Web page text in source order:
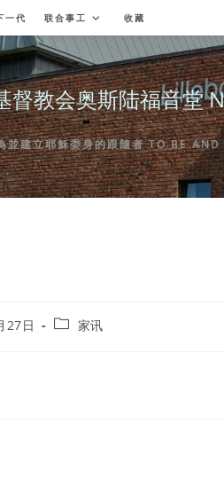
一代 联合事工 收藏
督教会奥斯陆福音堂
並建立耶穌委身的跟隨者 TO BE
27日
Post家讯